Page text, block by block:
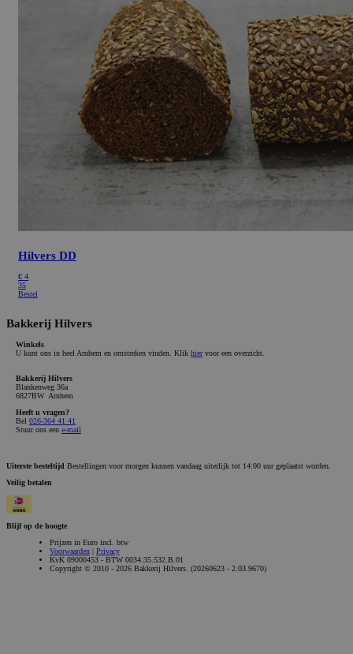
Hilvers DD
€ 4
35
Bestel
Bakkerij Hilvers
Winkels
U kunt ons in heel Arnhem en omstreken vinden. Klik hiervoor een overzicht.
Bakkerij Hilvers
Blankenweg 36a
6827BW Arnhem
Heeft u vragen?
Bel 026-364 41 41
Stuur ons een e-mail
Uiterste besteltijd Bestellingen voor morgen kunnen vandaag uiterlijk tot 14:00 uur geplaatst worden.
Veilig betalen
Blijf op de hoogte
Prijzen in Euro incl. btw
Voorwaarden | Privacy
KvK 09000453 - BTW 0034.35.532.B.01
Copyright © 2010 - 2026 Bakkerij Hilvers. (20260623 - 2.03.9670)